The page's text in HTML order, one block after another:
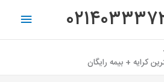
اصلی
کرایه + بیمه رایگان